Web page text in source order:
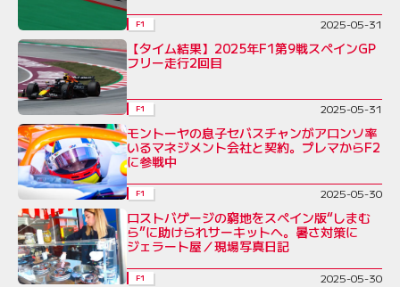
F1 2025-05-31
【タイム結果】2025年F1第9戦スペインGP
フリー走行2回目
F1 2025-05-31
モントーヤの息子セバスチャンがアロンソ率
いるマネジメント会社と契約。プレマからF2
に参戦中
F1 2025-05-30
ロストバゲージの窮地をスペイン版“しまむ
ら”に助けられサーキットへ。暑さ対策に
ジェラート屋／現場写真日記
F1 2025-05-30